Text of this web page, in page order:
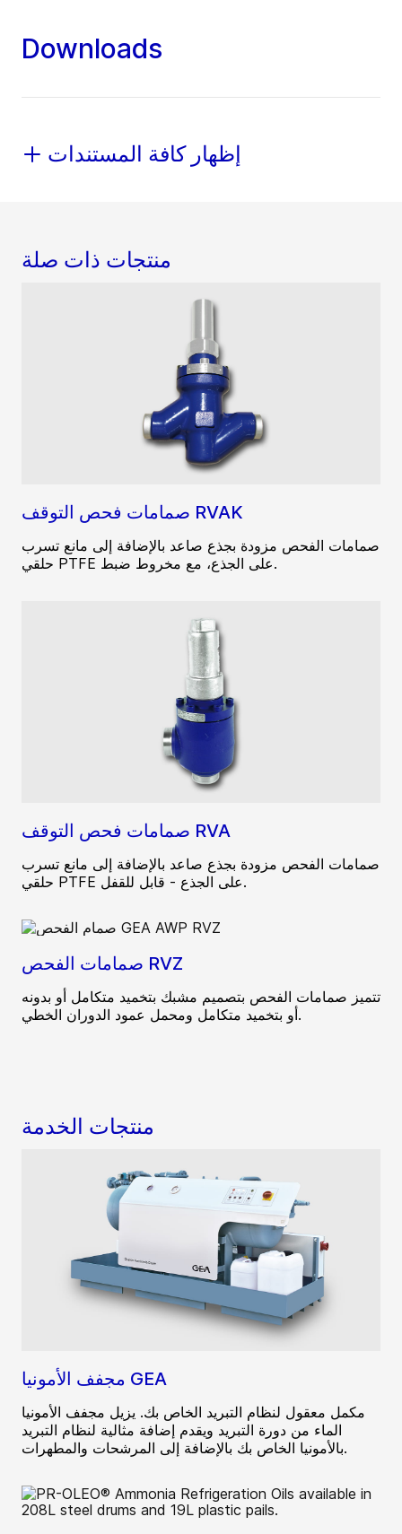
Downloads
إظهار كافة المستندات
منتجات ذات صلة
صمامات فحص التوقف RVAK
صمامات الفحص مزودة بجذع صاعد بالإضافة إلى مانع تسرب
حلقي PTFE على الجذع، مع مخروط ضبط.
صمامات فحص التوقف RVA
صمامات الفحص مزودة بجذع صاعد بالإضافة إلى مانع تسرب
حلقي PTFE على الجذع - قابل للقفل.
صمامات الفحص RVZ
تتميز صمامات الفحص بتصميم مشبك بتخميد متكامل أو بدونه
أو بتخميد متكامل ومحمل عمود الدوران الخطي.
منتجات الخدمة
مجفف الأمونيا GEA
مكمل معقول لنظام التبريد الخاص بك. يزيل مجفف الأمونيا
الماء من دورة التبريد ويقدم إضافة مثالية لنظام التبريد
بالأمونيا الخاص بك بالإضافة إلى المرشحات والمطهرات.